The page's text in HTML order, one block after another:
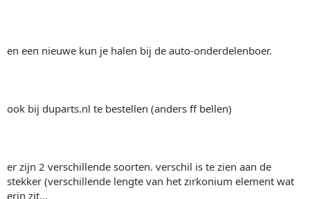
en een nieuwe kun je halen bij de auto-onderdelenboer.
ook bij duparts.nl te bestellen (anders ff bellen)
er zijn 2 verschillende soorten. verschil is te zien aan de
stekker (verschillende lengte van het zirkonium element wat
erin zit...